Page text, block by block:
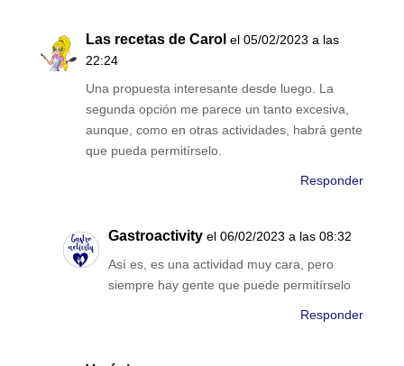
Las recetas de Carol el 05/02/2023 a las
22:24
Una propuesta interesante desde luego. La
segunda opción me parece un tanto excesiva,
aunque, como en otras actividades, habrá gente
que pueda permitírselo.
Responder
Gastroactivity el 06/02/2023 a las 08:32
Así es, es una actividad muy cara, pero
siempre hay gente que puede permitírselo
Responder